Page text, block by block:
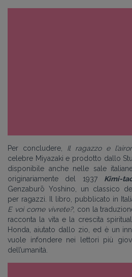
Per concludere, Il ragazzo e
celebre Miyazaki e prodotto dallo
disponibile anche nelle sale
originariamente del 1937 Kimi-
Genzaburō Yoshino, un classico
per ragazzi. Il libro, pubblicato in
E voi come vivrete?, con la
racconta la vita e la crescita
Honda, aiutato dallo zio, ed è un
vuole infondere nei lettori più
dell’umanità.